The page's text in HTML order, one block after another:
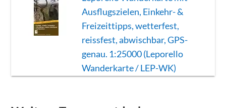
Ausflugszielen, Einkehr- &
Freizeittipps, wetterfest,
reissfest, abwischbar, GPS-
genau. 1:25000 (Leporello
Wanderkarte / LEP-WK)